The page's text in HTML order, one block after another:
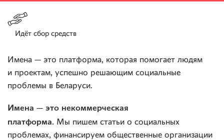
Идёт сбор средств
Имена — это платформа, которая помогает людям
и проектам, успешно решающим социальные
проблемы в Беларуси.
Имена — это некоммерческая
платформа. Мы пишем статьи о социальных
проблемах, финансируем общественные организации